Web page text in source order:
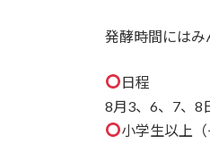
発酵時間にはみ
日程
8月3、6、7、8
小学生以上（